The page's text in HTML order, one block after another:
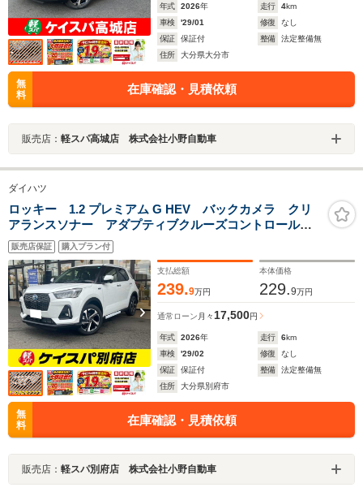
年式 2026年 走行 4km
車検
'29/01 修復
なし
保証
保証付 整備
法定整備無
住所
大分県大分市
無
料
在庫確認・見積依頼
販売店： 軽スパ高城店 株式会社小野自動車
ダイハツ
ロッキー 1.2 プレミアム G HEV バックカメラ クリ
アランスソナー アダプティブクルーズコントロール
レーンアシスト 衝突被害軽減システム LEDヘッド
ランプ スマートキー アイドリングストップ 電動格
納ミラー
販売店保証 購入プラン付
支払総額
239.9万円
本体価格
229.9万円
通常ローン 月々 17,500円
年式 2026年 走行 6km
車検
'29/02 修復
なし
保証
保証付 整備
法定整備無
住所
大分県別府市
無
料
在庫確認・見積依頼
販売店： 軽スパ別府店 株式会社小野自動車